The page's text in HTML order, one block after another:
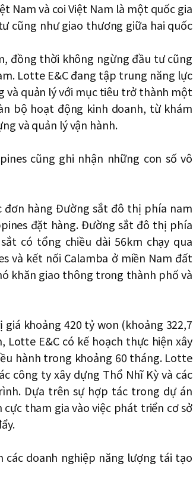
Nam và coi Việt Nam là một quốc gia
cũng như giao thương giữa hai quốc
đồng thời không ngừng đầu tư cũng
Lotte E&C đang tập trung năng lực
và quản lý với mục tiêu trở thành một
bộ hoạt động kinh doanh, từ khám
và quản lý vận hành.
cũng ghi nhận những con số vô
đơn hàng Đường sắt đô thị phía nam
đặt hàng. Đường sắt đô thị phía
có tổng chiều dài 56km chạy qua
và kết nối Calamba ở miền Nam đất
khăn giao thông trong thành phố và
khoảng 420 tỷ won (khoảng 322,7
E&C có kế hoạch thực hiện xây
hành trong khoảng 60 tháng. Lotte
công ty xây dựng Thổ Nhĩ Kỳ và các
Dựa trên sự hợp tác trong dự án
tham gia vào việc phát triển cơ sở
các doanh nghiệp năng lượng tái tạo